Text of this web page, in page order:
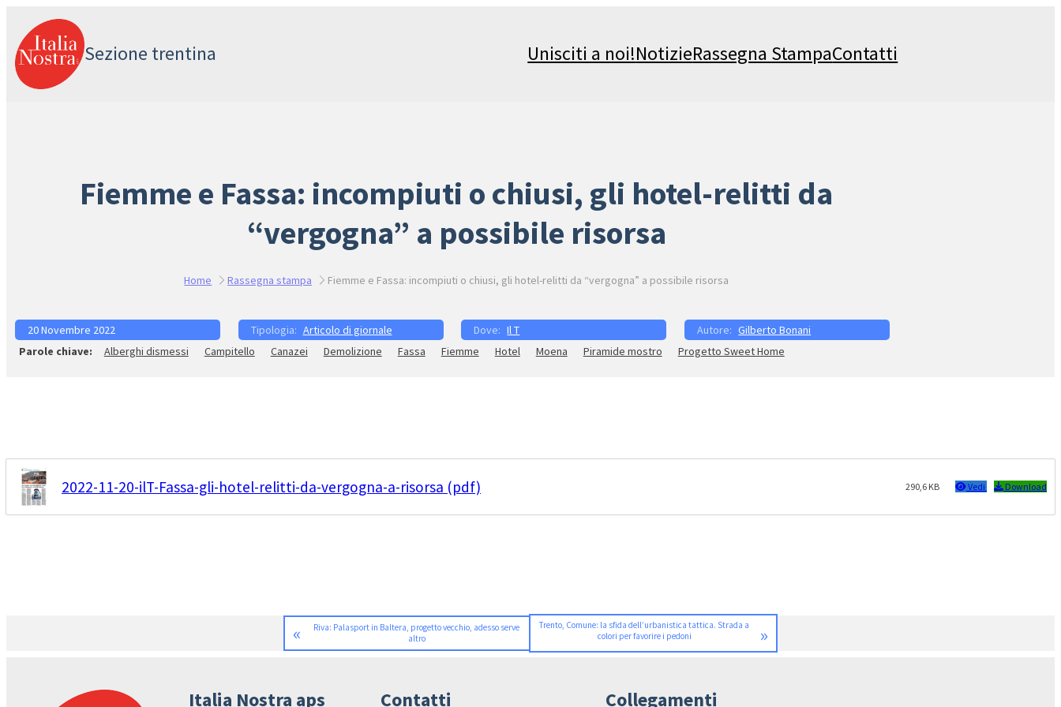
al
contenuto
Sezione trentina Unisciti a noi!NotizieRassegna StampaContatti
Fiemme e Fassa: incompiuti o chiusi, gli hotel-relitti da
“vergogna” a possibile risorsa
Home Rassegna stampa Fiemme e Fassa: incompiuti o chiusi, gli hotel-relitti da “vergogna” a possibile risorsa
20 Novembre 2022 Articolo di giornale Il T
Gilberto Bonani
Alberghi dismessi
Campitello Canazei Demolizione Fassa Fiemme Hotel Moena Piramide mostro Progetto Sweet Home
2022-11-20-ilT-Fassa-gli-hotel-relitti-da-vergogna-a-risorsa (pdf) 290,6 KB Vedi Download
«
Riva: Palasport in Baltera, progetto vecchio, adesso serve
altro
Trento, Comune: la sfida dell’urbanistica tattica. Strada a
colori per favorire i pedoni
»
Italia Nostra aps Contatti Collegamenti